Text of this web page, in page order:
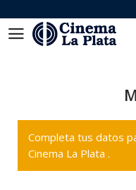
Completa tus datos
Cinema La Plata .